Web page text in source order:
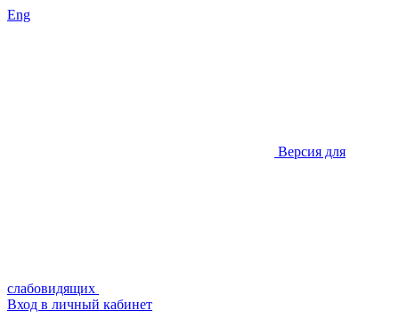
Eng
Версия для
слабовидящих
Вход в личный кабинет